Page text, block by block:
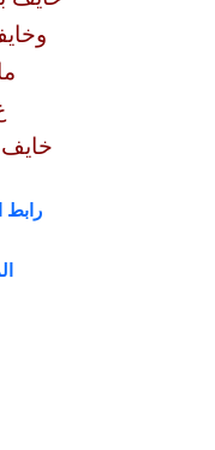
خايف
رابط